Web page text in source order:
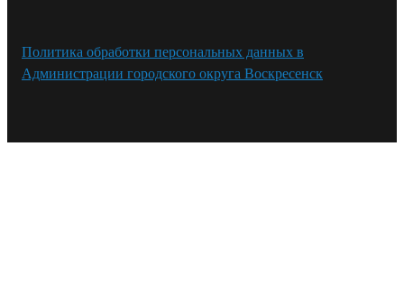
Политика обработки персональных данных в
Администрации городского округа Воскресенск